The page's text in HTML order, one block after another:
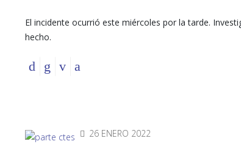
El incidente ocurrió este miércoles por la tarde.
hecho.
26 ENERO 2022